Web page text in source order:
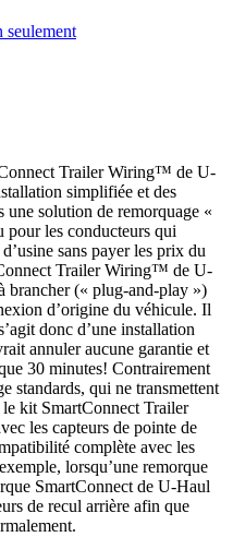
seulement
Trailer Wiring™ de U-
simplifiée et des
solution de remorquage «
les conducteurs qui
sans payer les prix du
Trailer Wiring™ de U-
brancher (« plug-and-play »)
d’origine du véhicule. Il
donc d’une installation
annuler aucune garantie et
30 minutes! Contrairement
standards, qui ne transmettent
le kit SmartConnect Trailer
les capteurs de pointe de
complète avec les
lorsqu’une remorque
SmartConnect de U-Haul
de recul arrière afin que